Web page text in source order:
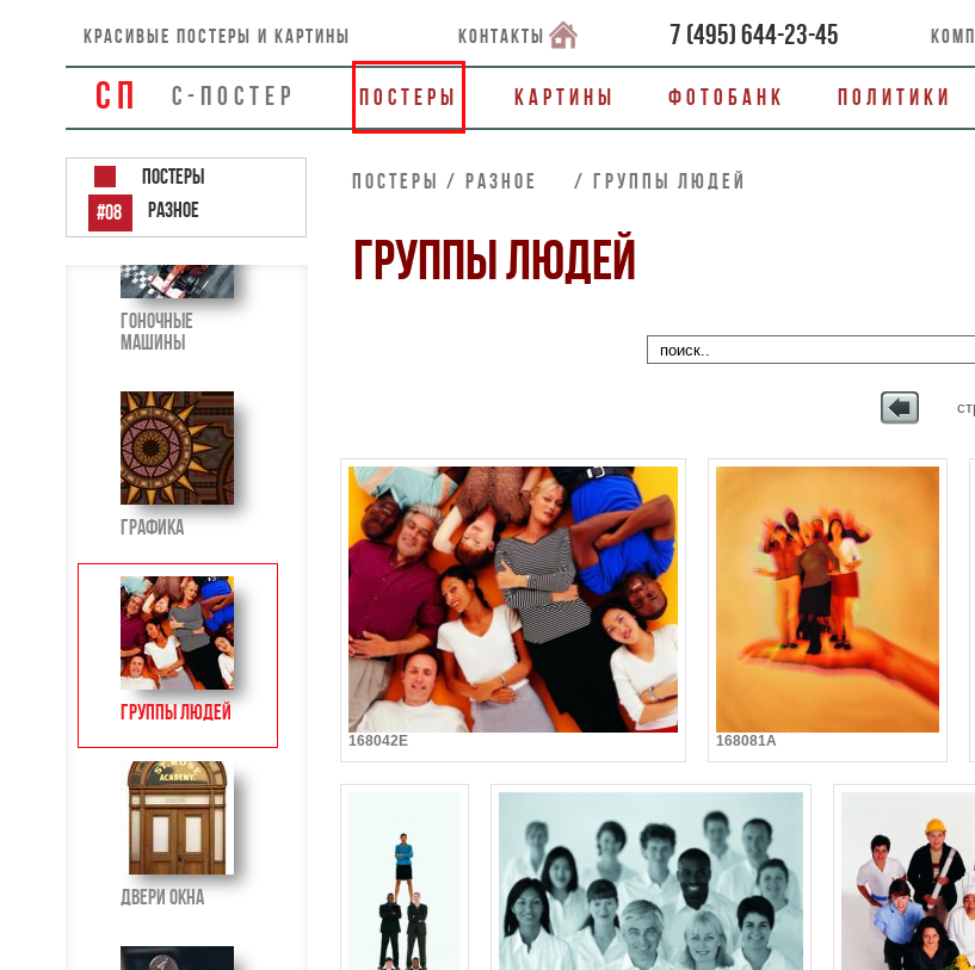
СП С-ПОСТЕР Постеры Картины Фотобанк Политики
7 (495)644-23-45
красивые постеры и картины контакты
Глобусы
Гоночные
машины
Графика
Группы людей
Двери окна
Постеры
#08
РАЗНОЕ
Постеры / РАЗНОЕ / Группы людей
ГРУППЫ ЛЮДЕЙ
168042E 168081A